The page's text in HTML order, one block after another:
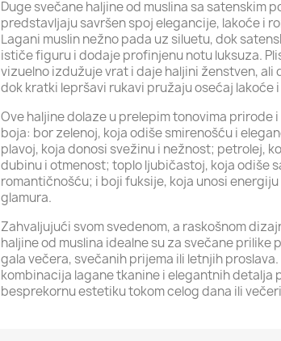
Duge svečane haljine od muslina sa satenskim
predstavljaju savršen spoj elegancije, lakoće i
Lagani muslin nežno pada uz siluetu, dok
ističe figuru i dodaje profinjenu notu luksuza.
vizuelno izdužuje vrat i daje haljini ženstven, ali
dok kratki lepršavi rukavi pružaju osećaj lakoće
Ove haljine dolaze u prelepim tonovima prirode
boja: bor zelenoj, koja odiše smirenošću i
plavoj, koja donosi svežinu i nežnost; petrolej,
dubinu i otmenost; toplo ljubičastoj, koja odiše
romantičnošću; i boji fuksije, koja unosi
glamura.
Zahvaljujući svom svedenom, a raskošnom
haljine od muslina idealne su za svečane prilike
gala večera, svečanih prijema ili letnjih proslava.
kombinacija lagane tkanine i elegantnih detalja
besprekornu estetiku tokom celog dana ili